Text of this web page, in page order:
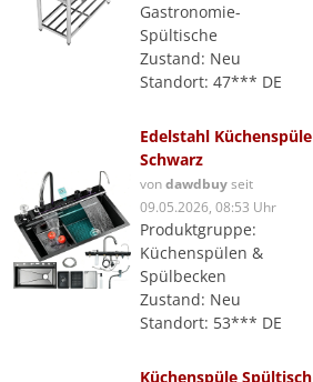
Gastronomie-
Spültische
Zustand: Neu
Standort: 47*** DE
Edelstahl Küchenspüle
Schwarz
vondawdbuyseit
09.05.2026, 08:53 Uhr
Produktgruppe:
Küchenspülen &
Spülbecken
Zustand: Neu
Standort: 53*** DE
Küchenspüle Spültisch